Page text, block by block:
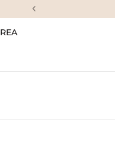
REA